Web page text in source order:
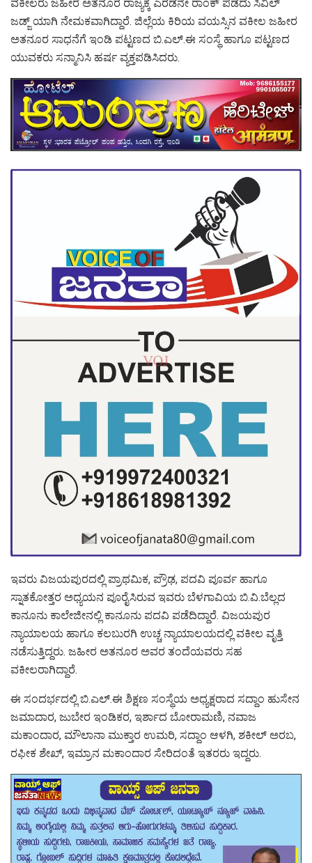
ವಕೀಲರು ಜಹೀರ ಅತನೂರ ರಾಜ್ಯಕ್ಕೆ ಎರಡನೇ ರಾಂಕ್ ಪಡೆದು ಸಿವಿಲ್
ಜಡ್ಜ್ ಯಾಗಿ ನೇಮಕವಾಗಿದ್ದಾರೆ. ಜಿಲ್ಲೆಯ ಕಿರಿಯ ವಯಸ್ಸಿನ ವಕೀಲ ಜಹೀರ
ಅತನೂರ ಸಾಧನೆಗೆ ಇಂಡಿ ಪಟ್ಟಣದ ಬಿ.ಎಲ್.ಈ ಸಂಸ್ಥೆ ಹಾಗೂ ಪಟ್ಟಣದ
ಯುವಕರು ಸನ್ಮಾನಿಸಿ ಹರ್ಷ ವ್ಯಕ್ತಪಡಿಸಿದರು.
ಇವರು ವಿಜಯಪುರದಲ್ಲಿ ಪ್ರಾಥಮಿಕ, ಪ್ರೌಢ, ಪದವಿ ಪೂರ್ವ ಹಾಗೂ
ಸ್ನಾತಕೋತ್ತರ ಅಧ್ಯಯನ ಪೂರೈಸಿರುವ ಇವರು ಬೆಳಗಾವಿಯ ಬಿ.ವಿ.ಬೆಲ್ಲದ
ಕಾನೂನು ಕಾಲೇಜೀನಲ್ಲಿ ಕಾನೂನು ಪದವಿ ಪಡೆದಿದ್ದಾರೆ. ವಿಜಯಪುರ
ನ್ಯಾಯಾಲಯ ಹಾಗೂ ಕಲಬುರಗಿ ಉಚ್ಚ ನ್ಯಾಯಾಲಯದಲ್ಲಿ ವಕೀಲ ವೃತ್ತಿ
ನಡೆಸುತ್ತಿದ್ದರು. ಜಹೀರ ಅತನೂರ ಅವರ ತಂದೆಯವರು ಸಹ
ವಕೀಲರಾಗಿದ್ದಾರೆ.
ಈ ಸಂದರ್ಭದಲ್ಲಿ ಬಿ.ಎಲ್.ಈ ಶಿಕ್ಷಣ ಸಂಸ್ಥೆಯ ಅಧ್ಯಕ್ಷರಾದ ಸದ್ದಾಂ ಹುಸೇನ
ಜಮಾದಾರ, ಜುಬೇರ ಇಂಡಿಕರ, ಇರ್ಶಾದ ಬೋರಾಮಣಿ, ನವಾಜ
ಮಕಾಂದಾರ, ಮೌಲಾನಾ ಮುಕ್ತಾರ ಉಮರಿ, ಸದ್ದಾಂ ಆಳಗಿ, ಶಕೀಲ್ ಅರಬ,
ರಫೀಕ ಶೇಖ್, ಇಮ್ರಾನ ಮಕಾಂದಾರ ಸೇರಿದಂತೆ ಇತರರು ಇದ್ದರು.